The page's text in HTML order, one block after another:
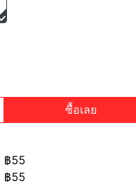
ซื้อเลย
฿55
฿55